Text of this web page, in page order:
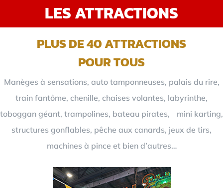
LES ATTRACTIONS
PLUS DE 40 ATTRACTIONS
POUR TOUS
Manèges à sensations, auto tamponneuses, palais du rire,
train fantôme, chenille, chaises volantes, labyrinthe,
toboggan géant, trampolines, bateau pirates, mini karting,
structures gonflables, pêche aux canards, jeux de tirs,
machines à pince et bien d’autres…